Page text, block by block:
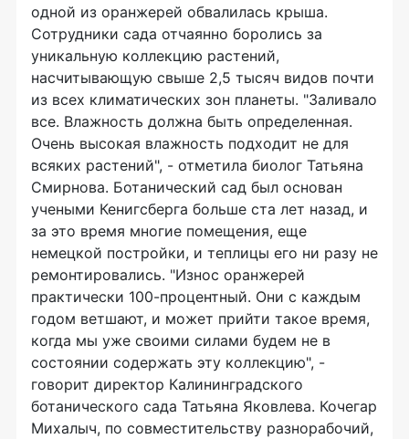
одной из оранжерей обвалилась крыша.
Сотрудники сада отчаянно боролись за
уникальную коллекцию растений,
насчитывающую свыше 2,5 тысяч видов почти
из всех климатических зон планеты. "Заливало
все. Влажность должна быть определенная.
Очень высокая влажность подходит не для
всяких растений", - отметила биолог Татьяна
Смирнова. Ботанический сад был основан
учеными Кенигсберга больше ста лет назад, и
за это время многие помещения, еще
немецкой постройки, и теплицы его ни разу не
ремонтировались. "Износ оранжерей
практически 100-процентный. Они с каждым
годом ветшают, и может прийти такое время,
когда мы уже своими силами будем не в
состоянии содержать эту коллекцию", -
говорит директор Калининградского
ботанического сада Татьяна Яковлева. Кочегар
Михалыч, по совместительству разнорабочий,